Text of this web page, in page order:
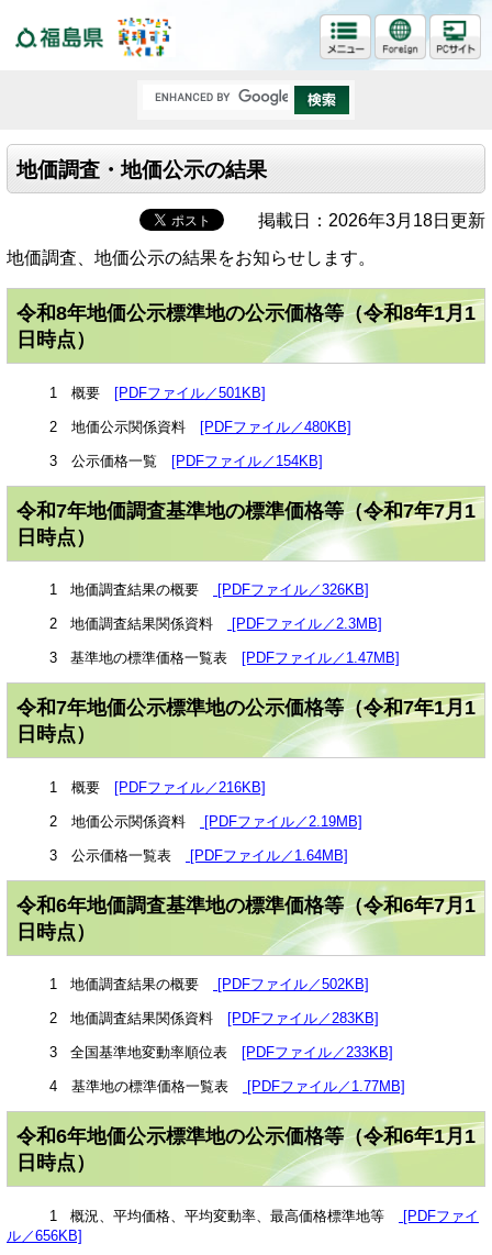
地価調査・地価公示の結果
掲載日：2026年3月18日更新
地価調査、地価公示の結果をお知らせします。
令和8年地価公示標準地の公示価格等（令和8年1月1
日時点）
1 概要 [PDFファイル／501KB]
2 地価公示関係資料 [PDFファイル／480KB]
3 公示価格一覧 [PDFファイル／154KB]
令和7年地価調査基準地の標準価格等（令和7年7月1
日時点）
1 地価調査結果の概要 [PDFファイル／326KB]
2 地価調査結果関係資料 [PDFファイル／2.3MB]
3 基準地の標準価格一覧表 [PDFファイル／1.47MB]
令和7年地価公示標準地の公示価格等（令和7年1月1
日時点）
1 概要 [PDFファイル／216KB]
2 地価公示関係資料 [PDFファイル／2.19MB]
3 公示価格一覧表 [PDFファイル／1.64MB]
令和6年地価調査基準地の標準価格等（令和6年7月1
日時点）
1 地価調査結果の概要 [PDFファイル／502KB]
2 地価調査結果関係資料 [PDFファイル／283KB]
3 全国基準地変動率順位表 [PDFファイル／233KB]
4 基準地の標準価格一覧表 [PDFファイル／1.77MB]
令和6年地価公示標準地の公示価格等（令和6年1月1
日時点）
1 概況、平均価格、平均変動率、最高価格標準地等
[PDFファイ
ル／656KB]